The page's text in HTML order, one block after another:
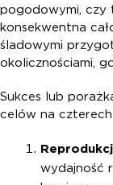
pogodowymi, czy
konsekwentna
śladowymi
okolicznościami,
Sukces lub
celów na
wydajność